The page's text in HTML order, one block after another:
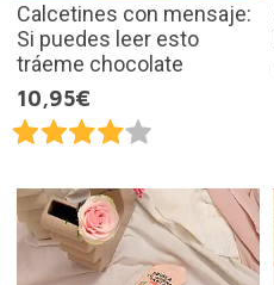
Calcetines con mensaje:
Si puedes leer esto
tráeme chocolate
10,95€